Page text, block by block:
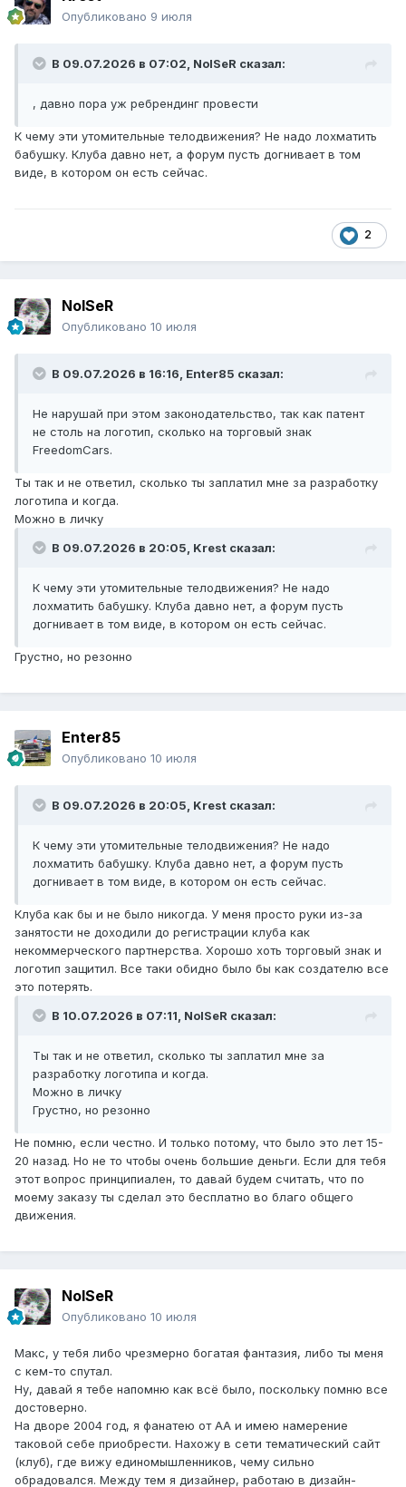
Опубликовано 9 июля
В 09.07.2026 в 07:02, NoISeR сказал:
, давно пора уж ребрендинг провести
К чему эти утомительные телодвижения? Не надо лохматить
бабушку. Клуба давно нет, а форум пусть догнивает в том
виде, в котором он есть сейчас.
2
NoISeR
Опубликовано 10 июля
В 09.07.2026 в 16:16, Enter85 сказал:
Не нарушай при этом законодательство, так как патент
не столь на логотип, сколько на торговый знак
FreedomCars.
Ты так и не ответил, сколько ты заплатил мне за разработку
логотипа и когда.
Можно в личку
В 09.07.2026 в 20:05, Krest сказал:
К чему эти утомительные телодвижения? Не надо
лохматить бабушку. Клуба давно нет, а форум пусть
догнивает в том виде, в котором он есть сейчас.
Грустно, но резонно
Enter85
Опубликовано 10 июля
В 09.07.2026 в 20:05, Krest сказал:
К чему эти утомительные телодвижения? Не надо
лохматить бабушку. Клуба давно нет, а форум пусть
догнивает в том виде, в котором он есть сейчас.
Клуба как бы и не было никогда. У меня просто руки из-за
занятости не доходили до регистрации клуба как
некоммерческого партнерства. Хорошо хоть торговый знак и
логотип защитил. Все таки обидно было бы как создателю все
это потерять.
В 10.07.2026 в 07:11, NoISeR сказал:
Ты так и не ответил, сколько ты заплатил мне за
разработку логотипа и когда.
Можно в личку
Грустно, но резонно
Не помню, если честно. И только потому, что было это лет 15-
20 назад. Но не то чтобы очень большие деньги. Если для тебя
этот вопрос принципиален, то давай будем считать, что по
моему заказу ты сделал это бесплатно во благо общего
движения.
NoISeR
Опубликовано 10 июля
Макс, у тебя либо чрезмерно богатая фантазия, либо ты меня
с кем-то спутал.
Ну, давай я тебе напомню как всё было, поскольку помню все
достоверно.
На дворе 2004 год, я фанатею от АА и имею намерение
таковой себе приобрести. Нахожу в сети тематический сайт
(клуб), где вижу единомышленников, чему сильно
обрадовался. Между тем я дизайнер, работаю в дизайн-